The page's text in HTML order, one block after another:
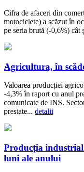
Cifra de afaceri din
motociclete) a scăzut în
pe seria brută (-0,6%) cât
Agricultura, în
Valoarea producției
-4,3% în raport cu anul
comunicate de INS.
prestate... detalii
Producția
luni ale anului